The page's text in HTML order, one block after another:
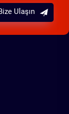
Ulaşın